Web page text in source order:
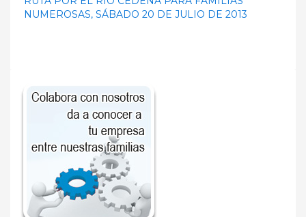
NUMEROSAS, SÁBADO 20 DE JULIO DE 2013